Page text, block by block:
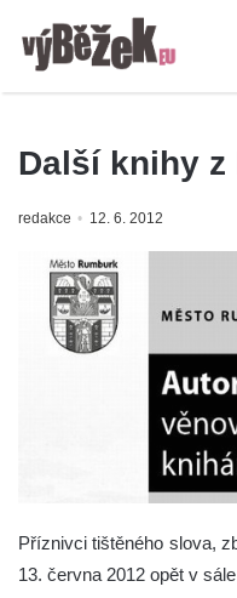
Další knihy z
redakce 12. 6. 2012
Příznivci tištěného slova,
13. června 2012 opět v